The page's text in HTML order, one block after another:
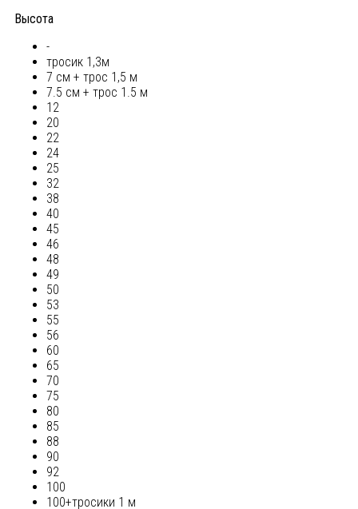
Высота
-
тросик 1,3м
7 см + трос 1,5 м
7.5 см + трос 1.5 м
12
20
22
24
25
32
38
40
45
46
48
49
50
53
55
56
60
65
70
75
80
85
88
90
92
100
100+тросики 1 м